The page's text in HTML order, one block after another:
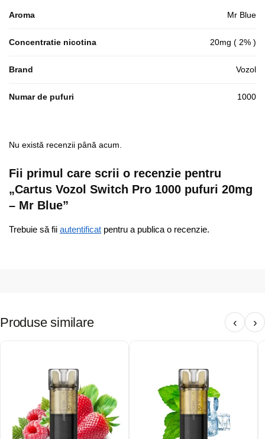
Aroma Mr Blue
Concentratie nicotina 20mg ( 2% )
Brand Vozol
Numar de pufuri 1000
Nu există recenzii până acum.
Fii primul care scrii o recenzie pentru
„Cartus Vozol Switch Pro 1000 pufuri 20mg
– Mr Blue”
Trebuie să fii autentificat pentru a publica o recenzie.
Produse similare ‹ ›